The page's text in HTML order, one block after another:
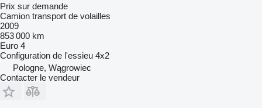
Prix sur demande
Camion transport de volailles
2009
853 000 km
Euro 4
Configuration de l'essieu 4x2
Pologne, Wągrowiec
Contacter le vendeur